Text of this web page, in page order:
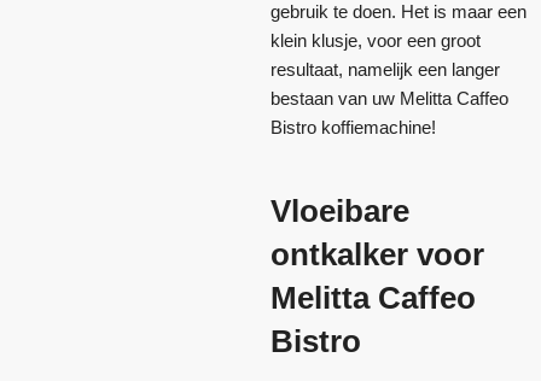
gebruik te doen. Het is maar een
klein klusje, voor een groot
resultaat, namelijk een langer
bestaan van uw Melitta Caffeo
Bistro koffiemachine!
Vloeibare
ontkalker voor
Melitta Caffeo
Bistro